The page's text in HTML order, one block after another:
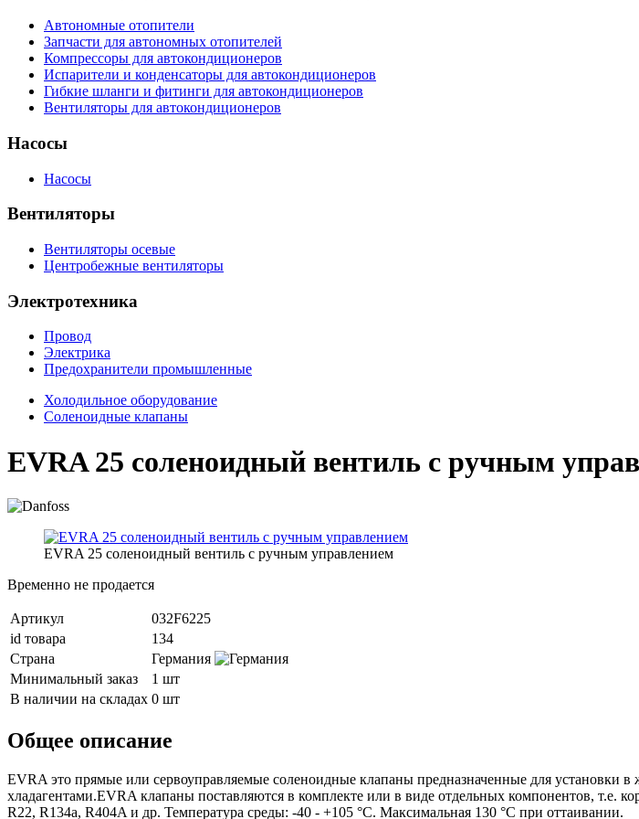
Автономные отопители
Запчасти для автономных отопителей
Компрессоры для автокондиционеров
Испарители и конденсаторы для автокондиционеров
Гибкие шланги и фитинги для автокондиционеров
Вентиляторы для автокондиционеров
Насосы
Насосы
Вентиляторы
Вентиляторы осевые
Центробежные вентиляторы
Электротехника
Провод
Электрика
Предохранители промышленные
Холодильное оборудование
Соленоидные клапаны
EVRA 25 соленоидный вентиль с ручным
EVRA 25 соленоидный вентиль с ручным управлением
Временно не продается
Артикул
032F6225
id товара
134
Страна
Германия
Минимальный заказ
1 шт
В наличии на складах 0 шт
Общее описание
EVRA это прямые или сервоуправляемые соленоидные клапаны предназначенные для
хладагентами.EVRA клапаны поставляются в комплекте или в виде отдельных компонентов, т.е.
R22, R134a, R404A и др. Температура среды: -40 - +105 °C. Максимальная 130 °C при оттаивании.